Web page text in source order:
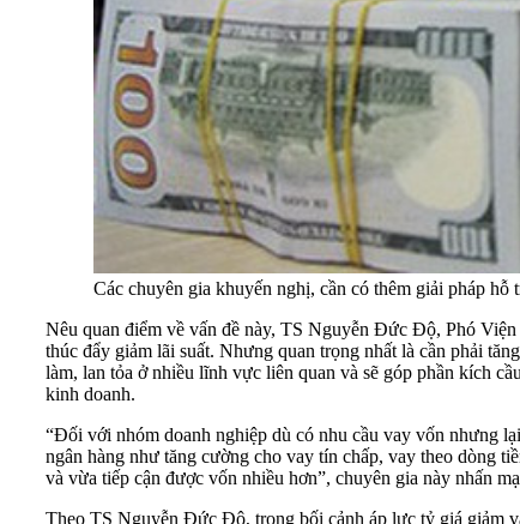
Các chuyên gia khuyến nghị, cần có thêm giải pháp
Nêu quan điểm về vấn đề này, TS Nguyễn Đức Độ, Phó
thúc đẩy giảm lãi suất. Nhưng quan trọng nhất là cần phải
làm, lan tỏa ở nhiều lĩnh vực liên quan và sẽ góp phần kích
kinh doanh.
“Đối với nhóm doanh nghiệp dù có nhu cầu vay vốn nhưng
ngân hàng như tăng cường cho vay tín chấp, vay theo dòng
và vừa tiếp cận được vốn nhiều hơn”, chuyên gia này nhấn
Theo TS Nguyễn Đức Độ, trong bối cảnh áp lực tỷ giá giảm